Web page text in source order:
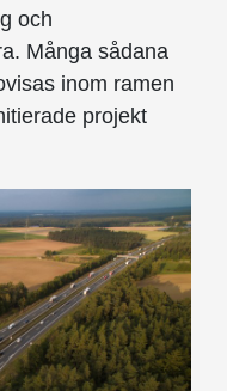
och
Många sådana
inom ramen
projekt